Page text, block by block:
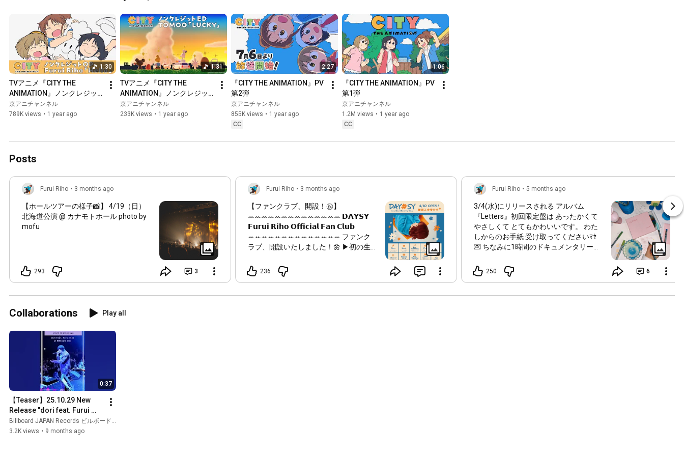
Online Editor：Masashi Sato(VIXI inc.)
Post Production Producer：Yohei Araki(VIXI inc.)
Colorist：Youri Sakata(L'espaceVision)
Producer：Kota Noguchi(VIXI inc.)
Production：VIXI inc.
Location：
Hambros
Hotel Nikko Guam
Baldyga Group
【TikTok】
#FuruiRiho #ラッキー
1:30
TVアニメ『CITY THE
ANIMATION』ノンクレジッ
トオープニング主題歌映像／
Furui Riho「Hello」
京アニチャンネル
789K views • 1 year ago
1:31
TVアニメ『CITY THE
ANIMATION』ノンクレジッ
トエンディング主題歌映像／
TOMOO「LUCKY」
京アニチャンネル
233K views • 1 year ago
2:27
『CITY THE ANIMATION』PV
第2弾
京アニチャンネル
855K views • 1 year ago
CC
1:06
『CITY THE ANIMATION』PV
第1弾
京アニチャンネル
1.2M views • 1 year ago
CC
Posts
Furui Riho • 3 months ago
【ホールツアーの様子📸】 4/19（日）
北海道公演 @ カナモトホール photo by
mofu
293 3
Furui Riho • 3 months ago
【ファンクラブ、開設！㊗️】
ꕀꕀꕀꕀꕀꕀꕀꕀꕀꕀꕀꕀꕀꕀ 𝗗𝗔𝗬𝗦𝗬
𝗙𝘂𝗿𝘂𝗶 𝗥𝗶𝗵𝗼 𝗢𝗳𝗳𝗶𝗰𝗶𝗮𝗹 𝗙𝗮𝗻 𝗖𝗹𝘂𝗯
ꕀꕀꕀꕀꕀꕀꕀꕀꕀꕀꕀꕀꕀꕀ ファンク
ラブ、開設いたしました！🌼 ▶︎初の生配
会員様限定 生配信を行います🎬 ▶︎早期入
会キャンペーン 5/10(日)までに入会して
ッセージ入り "Letters" 特典をプレゼン
236
Furui Riho • 5 months ago
3/4(水)にリリースされる アルバム
『Letters』初回限定盤は あったかくて
やさしくて とてもかわいいです。 わた
しからのお手紙 受け取ってくださいﾏｾ
💌 ちなみに1時間のドキュメンタリーと
す。 楽しんでもらえたら嬉しいな！🐹
250 6
Collaborations Play all
0:37
【Teaser】25.10.29 New
Release "dori feat. Furui
Riho at Billboard Live"
Billboard JAPAN Records ビルボードジャパンレコーズ and Furui Riho
3.2K views • 9 months ago